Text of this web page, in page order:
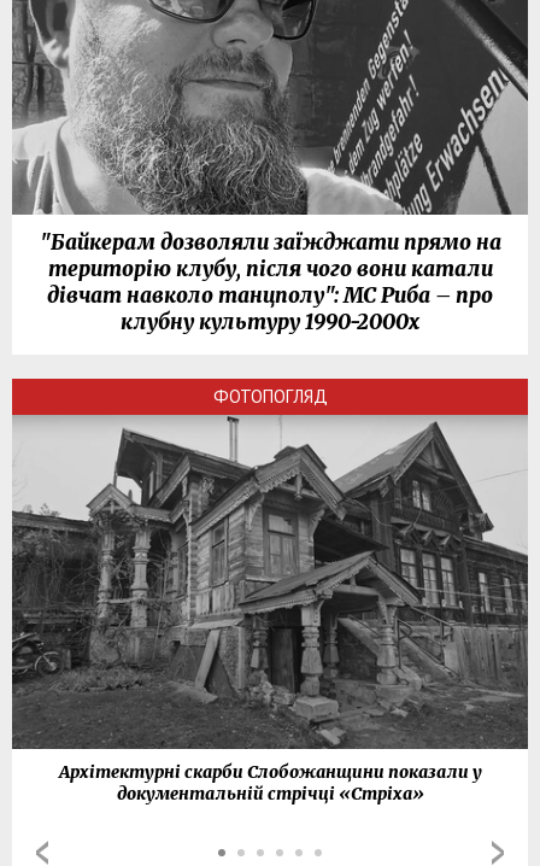
"Байкерам дозволяли заїжджати прямо на
територію клубу, після чого вони катали
дівчат навколо танцполу": МС Риба – про
клубну культуру 1990-2000х
ФОТОПОГЛЯД
Архітектурні скарби Слобожанщини показали у
документальній стрічці «Стріха»